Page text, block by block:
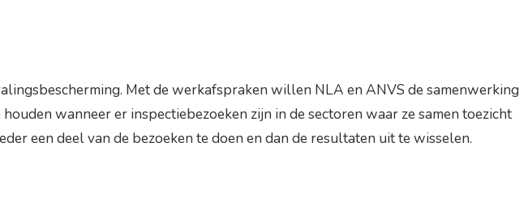
Met de werkafspraken willen NLA en ANVS de samenwerking
wanneer er inspectiebezoeken zijn in de sectoren waar ze samen toezicht
een deel van de bezoeken te doen en dan de resultaten uit te wisselen.